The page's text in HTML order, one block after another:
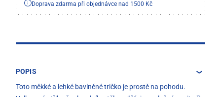
Doprava zdarma při objednávce nad 1500 Kč
POPIS
Toto měkké a lehké bavlněné tričko je prostě na pohodu.